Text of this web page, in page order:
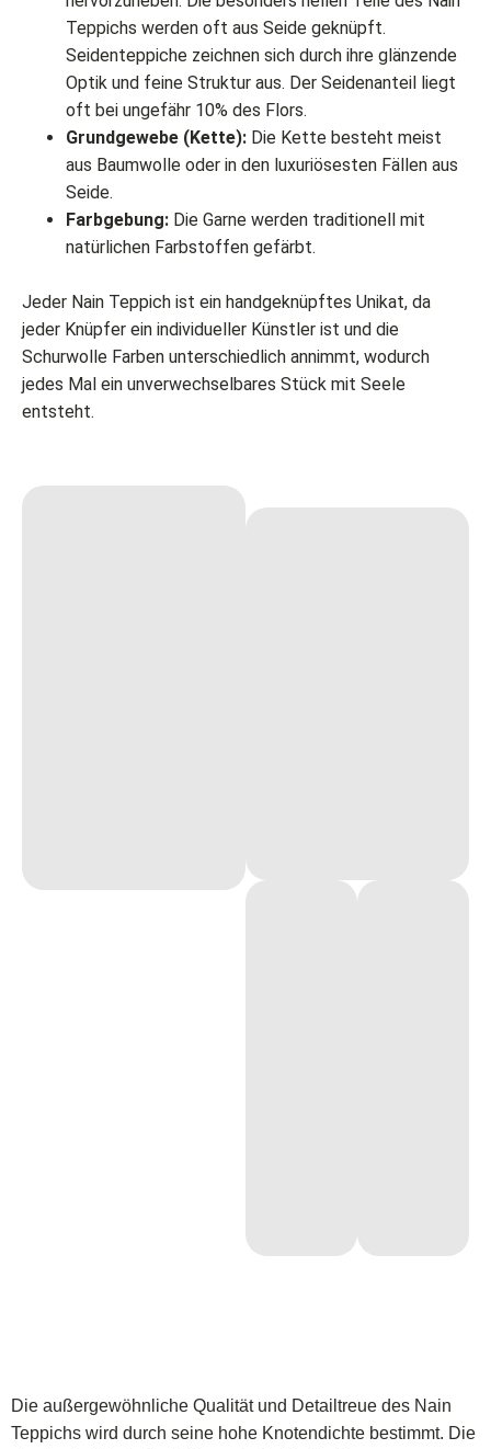
Teppichs werden oft aus Seide geknüpft.
Seidenteppiche zeichnen sich durch ihre glänzende
Optik und feine Struktur aus. Der Seidenanteil liegt
oft bei ungefähr 10% des Flors.
Grundgewebe (Kette): Die Kette besteht meist
aus Baumwolle oder in den luxuriösesten Fällen aus
Seide.
Farbgebung: Die Garne werden traditionell mit
natürlichen Farbstoffen gefärbt.
Jeder Nain Teppich ist ein handgeknüpftes Unikat, da
jeder Knüpfer ein individueller Künstler ist und die
Schurwolle Farben unterschiedlich annimmt, wodurch
jedes Mal ein unverwechselbares Stück mit Seele
entsteht.
Die außergewöhnliche Qualität und Detailtreue des Nain
Teppichs wird durch seine hohe Knotendichte bestimmt. Die